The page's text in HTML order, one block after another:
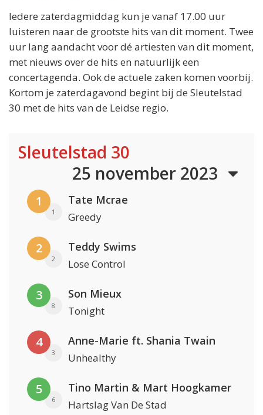
Iedere zaterdagmiddag kun je vanaf 17.00 uur
luisteren naar de grootste hits van dit moment. Twee
uur lang aandacht voor dé artiesten van dit moment,
met nieuws over de hits en natuurlijk een
concertagenda. Ook de actuele zaken komen voorbij.
Kortom je zaterdagavond begint bij de Sleutelstad
30 met de hits van de Leidse regio.
Sleutelstad 30
25 november 2023
1
1
Tate Mcrae
Greedy
2
2
Teddy Swims
Lose Control
3
8
Son Mieux
Tonight
4
3
Anne-Marie ft. Shania Twain
Unhealthy
5
6
Tino Martin & Mart Hoogkamer
Hartslag Van De Stad